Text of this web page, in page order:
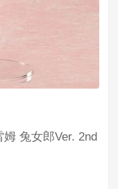
兔女郎Ver. 2nd